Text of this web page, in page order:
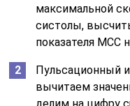
максимальной
систолы,
показателя МСС
Пульсационный
вычитаем